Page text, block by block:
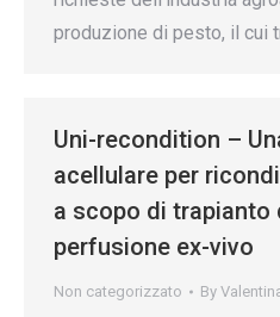
produzione di pesto, il cui
Uni-recondition –
acellulare per
a scopo di trapianto
perfusione ex-vivo
Non categorizzato By